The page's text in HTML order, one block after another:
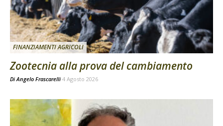
FINANZIAMENTI AGRICOLI
Zootecnia alla prova del cambiamento
DiAngelo Frascarelli 4 Agosto 2026